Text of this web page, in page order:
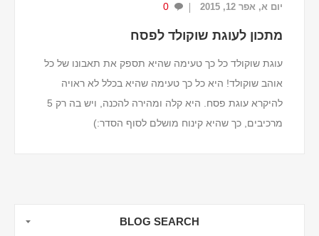
יום א, אפר 12, 2015 0
מתכון לעוגת שוקולד לפסח
עוגת שוקולד כל כך טעימה שהיא תספק את תאבונו של כל
אוהב שוקולד! היא כל כך טעימה שהיא בכלל לא ראויה
להיקרא עוגת פסח. היא קלה ומהירה להכנה, ויש בה רק 5
מרכיבים, כך שהיא קינוח מושלם לסוף הסדר:)
BLOG SEARCH